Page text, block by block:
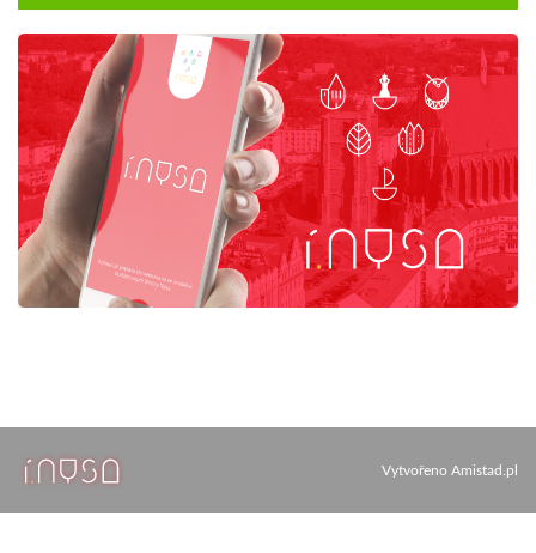
Vytvořeno Amistad.pl